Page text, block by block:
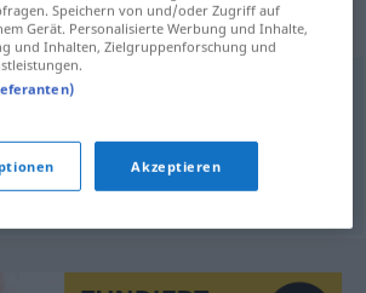
für "pomadig"
Speichern von und/oder Zugriff auf
Gerät. Personalisierte Werbung und Inhalte,
und Inhalten, Zielgruppenforschung und
Akzeptieren